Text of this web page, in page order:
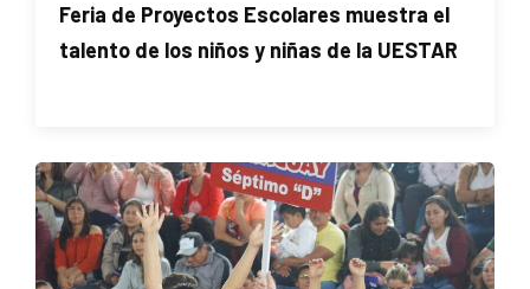
Feria de Proyectos Escolares muestra el
talento de los niños y niñas de la UESTAR